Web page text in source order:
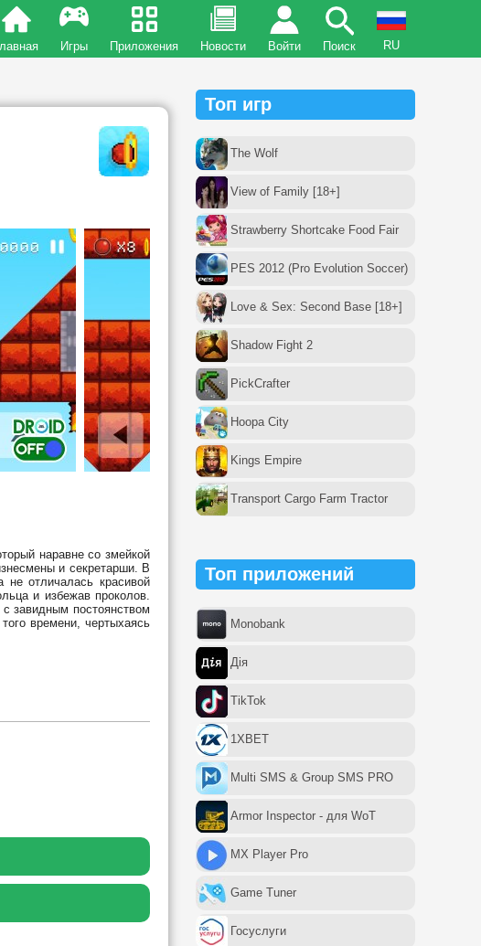
Игры Приложения Новости Войти Поиск RU
наравне со змейкой
и секретарши. В
отличалась красивой
и избежав проколов.
завидным постоянством
времени, чертыхаясь
Топ игр
The Wolf
View of Family [18+]
Strawberry Shortcake Food Fair
PES 2012 (Pro Evolution Soccer)
Love & Sex: Second Base [18+]
Shadow Fight 2
PickCrafter
Hoopa City
Kings Empire
Transport Cargo Farm Tractor
Топ приложений
Monobank
Дія
TikTok
1XBET
Multi SMS & Group SMS PRO
Armor Inspector - для WoT
MX Player Pro
Game Tuner
Госуслуги